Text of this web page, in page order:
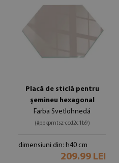
Placă de sticlă pentru
șemineu hexagonal
Farba Svetlohnedá
(#ppkprntsz-ccd2c1b9)
dimensiuni din: h40 cm
209.99 LEI